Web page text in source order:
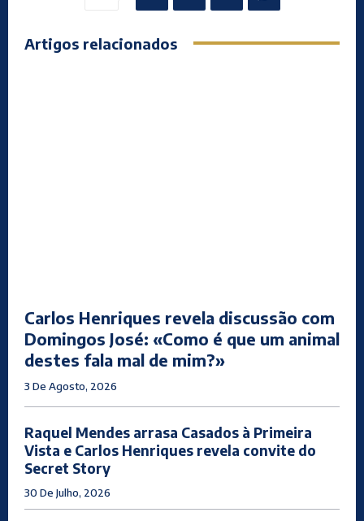
Artigos relacionados
Carlos Henriques revela discussão com
Domingos José: «Como é que um animal
destes fala mal de mim?»
3 De Agosto, 2026
Raquel Mendes arrasa Casados à Primeira
Vista e Carlos Henriques revela convite do
Secret Story
30 De Julho, 2026